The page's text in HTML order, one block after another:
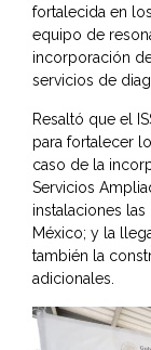
fortalecida en
equipo de
incorporación
servicios de
Resaltó que el
para fortalecer
caso de la
Servicios
instalaciones
México; y la
también la
adicionales.